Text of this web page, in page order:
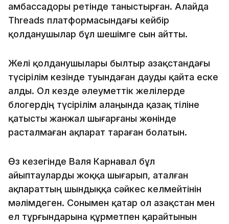
амбассадоры ретінде таныстырған. Алайда
Threads платформасындағы кейбір
қолданушылар бұл шешімге сын айтты.
Желі қолданушылары былтыр Қазақстандағы
түсірілім кезінде туындаған дауды қайта еске
алды. Ол кезде әлеуметтік желілерде
блогердің түсірілім алаңында қазақ тіліне
қатысты жанжал шығарғаны жөнінде
расталмаған ақпарат тараған болатын.
Өз кезегінде Валя Карнавал бұл
айыптауларды жоққа шығарып, аталған
ақпараттың шындыққа сәйкес келмейтінін
мәлімдеген. Сонымен қатар ол Қазақстан мен
ел тұрғындарына құрметпен қарайтынын